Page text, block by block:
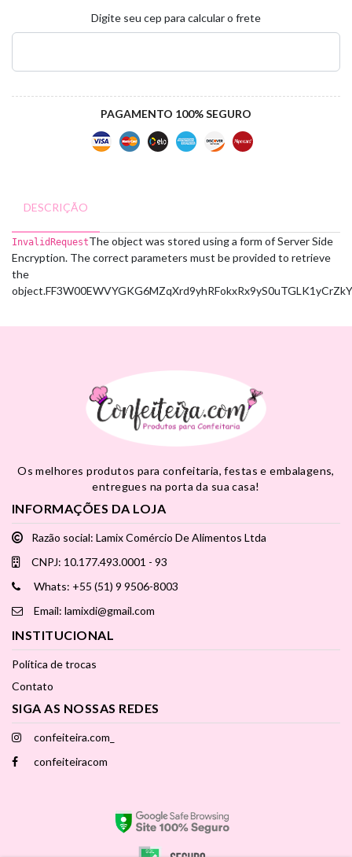
Digite seu cep para calcular o frete
PAGAMENTO 100% SEGURO
DESCRIÇÃO
InvalidRequestThe object was stored using a form of Server Side
Encryption. The correct parameters must be provided to retrieve
the
object.FF3W00EWVYGKG6MZ
Os melhores produtos para confeitaria, festas e embalagens,
entregues na porta da sua casa!
INFORMAÇÕES DA LOJA
Razão social: Lamix Comércio De Alimentos Ltda
CNPJ: 10.177.493.0001 - 93
Whats: +55 (51) 9 9506-8003
Email: lamixdi@gmail.com
INSTITUCIONAL
Política de trocas
Contato
SIGA AS NOSSAS REDES
confeiteira.com_
confeiteiracom